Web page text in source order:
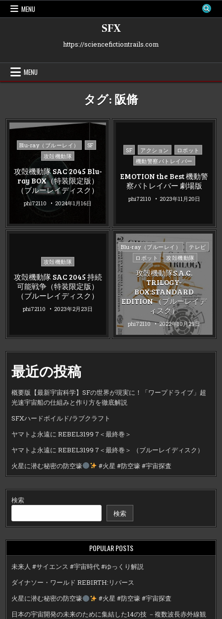
Skip
MENU
SFX
https://sciencefictiontrails.com
MENU
タグ: 阪脩
Posted
Blu-ray（ブルーレイ）
SF
攻殻機動隊
攻殻機動隊 SAC 2045 Blu-
ray BOX（特装限定版）
（ブルーレイディスク）
phi72110 2024年1月16日
Posted
SF アクション
ロボット
機動警察パトレイバー
EMOTION the Best 機動警
察パトレイバー 劇場版
phi72110 2023年11月20日
Posted
攻殻機動隊
攻殻機動隊 SAC 2045 持続
可能戦争（特装限定版）
（ブルーレイディスク）
phi72110 2023年2月23日
Posted
in
Blu-ray（ブルーレイ）
テレビ
ロボット
攻殻機動隊
攻殻機動隊S.A.C.
TRILOGY-
BOX:STANDARD
EDITION （ブルーレイデ
ィスク）
phi72110 2022年10月29日
最近の投稿
概要版【最新宇宙科学】SFの世界が現実に！「ワープドライブ」超
光速宇宙船の仕組みと作り方を徹底解説
SFXハードボイルド/ラブクラフト
ヤマトよ永遠に REBEL3199 7＜最終巻＞
ヤマトよ永遠に REBEL3199 7＜最終巻＞ （ブルーレイディスク）
火星に潜む秘密の防空壕
#火星 #防空壕 #宇宙探査
検索
検索
POPULAR POSTS
未来人 #サイエンス #宇宙時代 #ゆっくり解説
ダイナソー・ワールド REBIRTH:リバース
火星に潜む秘密の防空壕
#火星 #防空壕 #宇宙探査
日本の宇宙開発の未来のために集結した14の技 －複数波長赤外線観